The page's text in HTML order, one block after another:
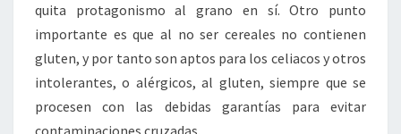
quita protagonismo al grano en sí. Otro punto
importante es que al no ser cereales no contienen
gluten, y por tanto son aptos para los celiacos y otros
intolerantes, o alérgicos, al gluten, siempre que se
procesen con las debidas garantías para evitar